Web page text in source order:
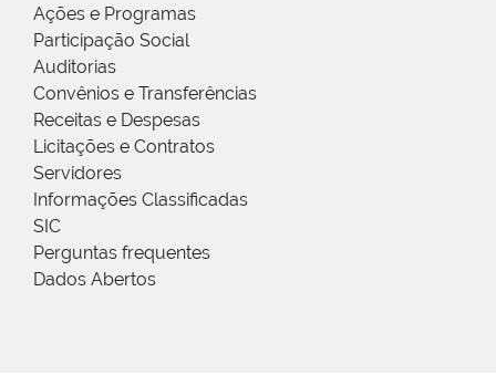
Ações e Programas
Participação Social
Auditorias
Convênios e Transferências
Receitas e Despesas
Licitações e Contratos
Servidores
Informações Classificadas
SIC
Perguntas frequentes
Dados Abertos